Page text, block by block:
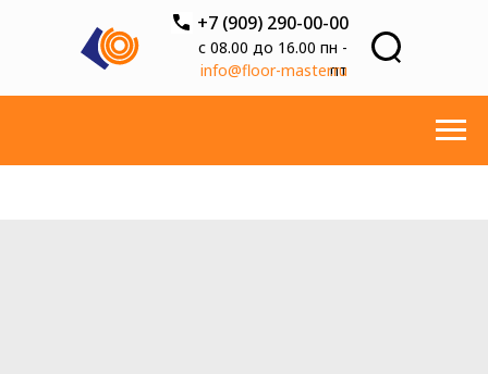
с 08.00 до 16.00 пн -
пт
+7 (909) 290-00-00
info@floor-master.ru